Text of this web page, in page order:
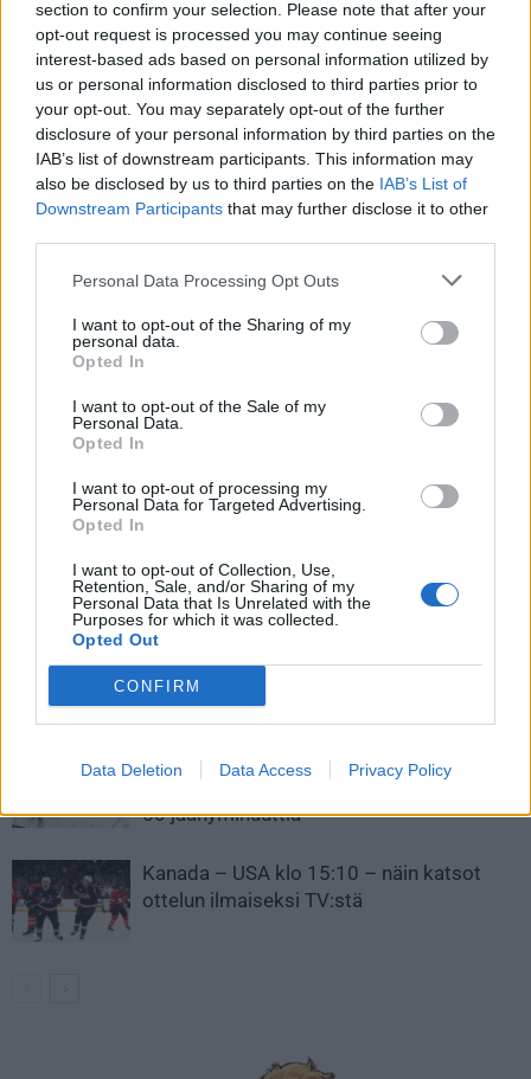
section to confirm your selection. Please note that after your
opt-out request is processed you may continue seeing
interest-based ads based on personal information utilized by
us or personal information disclosed to third parties prior to
your opt-out. You may separately opt-out of the further
disclosure of your personal information by third parties on the
IAB’s list of downstream participants. This information may
also be disclosed by us to third parties on the IAB’s List of
Downstream Participants that may further disclose it to other
Personal Data Processing Opt Outs
I want to opt-out of the Sharing of my
personal data.
Opted In
I want to opt-out of the Sale of my
Personal Data.
Opted In
I want to opt-out of processing my
Personal Data for Targeted Advertising.
Opted In
I want to opt-out of Collection, Use,
Retention, Sale, and/or Sharing of my
Personal Data that Is Unrelated with the
Purposes for which it was collected.
Opted Out
CONFIRM
Data Deletion Data Access Privacy Policy
Jos video ei näy laitteellasi voit katsoa sen suoraan
Youtubesta.
Edellinen artikkeli
HS: Entinen SM-liigapelaaja
murtautui kirveellä taloon
Tampereella – tuomittiin
vankeusrangaistukseen
Nyt lähti käsistä! Suomessa
juniorisarjassa nähtiin
LIITTYVÄT ARTIKKELIT LISÄÄ TEKIJÄLTÄ
Leijonat julkisti ketjut Sveitsi-peliin –
Aleksander Barkov tekee paluun
kaukaloon
Venäläisveskari sekosi Suomen 2.
divisioonassa – sai samasta tilanteesta
50 jäähyminuuttia
Kanada – USA klo 15:10 – näin katsot
ottelun ilmaiseksi TV:stä